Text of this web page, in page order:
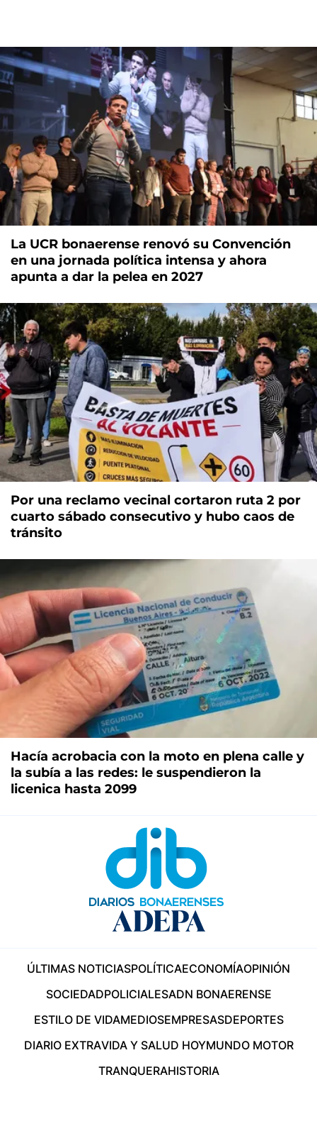
La UCR bonaerense renovó su Convención
en una jornada política intensa y ahora
apunta a dar la pelea en 2027
Por una reclamo vecinal cortaron ruta 2 por
cuarto sábado consecutivo y hubo caos de
tránsito
Hacía acrobacia con la moto en plena calle y
la subía a las redes: le suspendieron la
licenica hasta 2099
ÚLTIMAS NOTICIASPOLÍTICAECONOMÍAOPINIÓN
SOCIEDADPOLICIALESADN BONAERENSE
ESTILO DE VIDAMEDIOSEMPRESASDEPORTES
DIARIO EXTRAVIDA Y SALUD HOYMUNDO MOTOR
TRANQUERAHISTORIA